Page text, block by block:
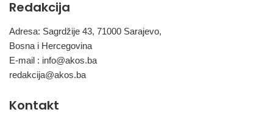
Redakcija
Adresa: Sagrdžije 43, 71000 Sarajevo,
Bosna i Hercegovina
E-mail : info@akos.ba
redakcija@akos.ba
Kontakt